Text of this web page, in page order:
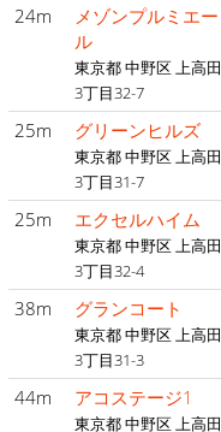
24m
メゾンプルミエー
ル
東京都 中野区 上高田
3丁目32-7
25m グリーンヒルズ
東京都 中野区 上高田
3丁目31-7
25m エクセルハイム
東京都 中野区 上高田
3丁目32-4
38m グランコート
東京都 中野区 上高田
3丁目31-3
44m アコステージ1
東京都 中野区 上高田